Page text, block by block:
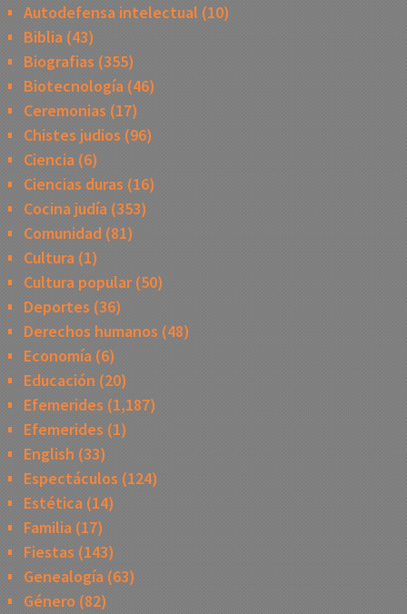
Autodefensa intelectual (10)
Biblia(43)
Biografias (355)
Biotecnología(46)
Ceremonias (17)
Chistes judios (96)
Ciencia(6)
Ciencias duras (16)
Cocina judía(353)
Comunidad(81)
Cultura(1)
Cultura popular(50)
Deportes (36)
Derechos humanos (48)
Economía(6)
Educación (20)
Efemerides (1,187)
Efemerides (1)
English (33)
Espectáculos (124)
Estética(14)
Familia(17)
Fiestas (143)
Genealogía(63)
Género (82)